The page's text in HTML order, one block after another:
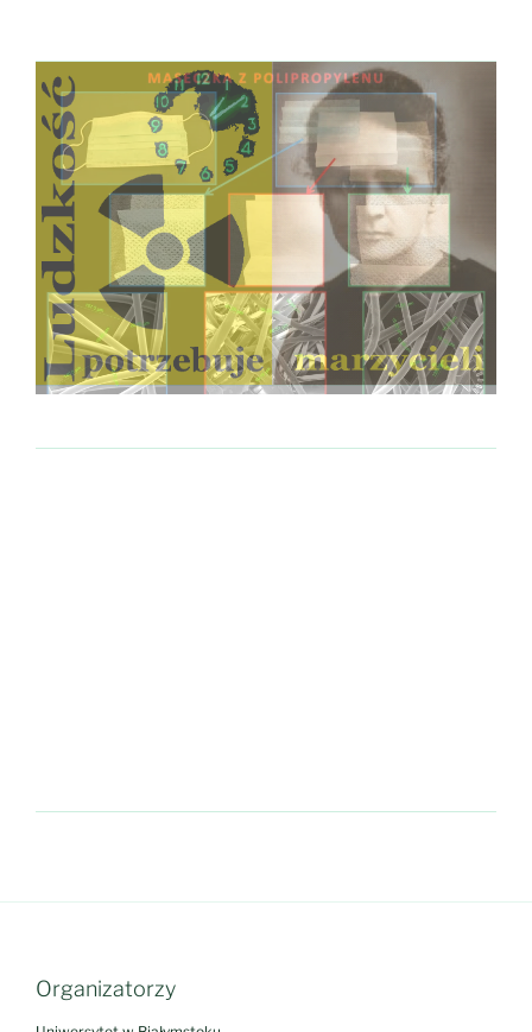
Organizatorzy
Uniwersytet w Białymstoku